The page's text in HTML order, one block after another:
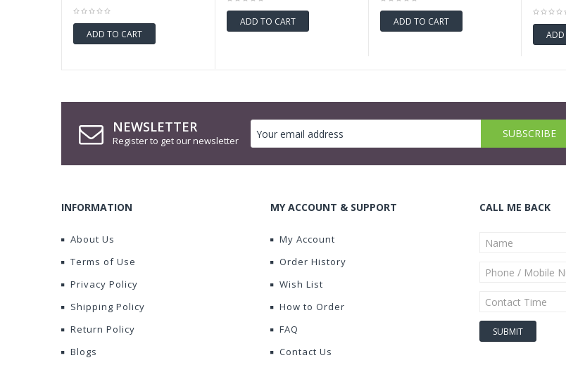
ADD TO CART
ADD TO CART ADD TO CART
ADD
NEWSLETTER
Register to get our newsletter
INFORMATION
About Us
Terms of Use
Privacy Policy
Shipping Policy
Return Policy
Blogs
MY ACCOUNT & SUPPORT
My Account
Order History
Wish List
How to Order
FAQ
Contact Us
CALL ME BACK